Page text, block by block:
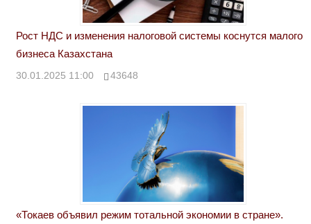
Рост НДС и изменения налоговой системы коснутся малого
бизнеса Казахстана
30.01.2025 11:00 43648
«Токаев объявил режим тотальной экономии в стране».